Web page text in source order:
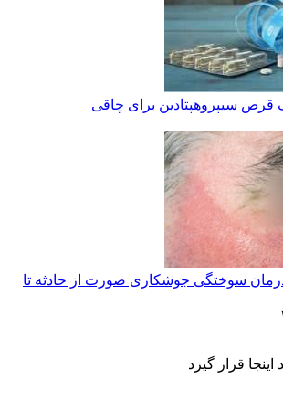
سیپروهپتادین برای چاقی
سوختگی جوشکاری صورت از حادثه تا
قرار گیرد